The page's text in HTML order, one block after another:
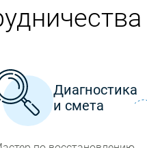
Диагностика
и смета